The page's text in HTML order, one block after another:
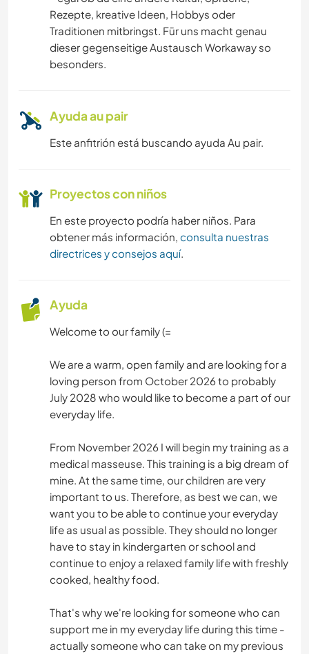
Rezepte, kreative Ideen, Hobbys oder
Traditionen mitbringst. Für uns macht genau
dieser gegenseitige Austausch Workaway so
besonders.
Ayuda au pair
Este anfitrión está buscando ayuda Au pair.
Proyectos con niños
En este proyecto podría haber niños. Para
obtener más información, consulta nuestras
directrices y consejos aquí.
Ayuda
Welcome to our family (=
We are a warm, open family and are looking for a
loving person from October 2026 to probably
July 2028 who would like to become a part of our
everyday life.
From November 2026 I will begin my training as a
medical masseuse. This training is a big dream of
mine. At the same time, our children are very
important to us. Therefore, as best we can, we
want you to be able to continue your everyday
life as usual as possible. They should no longer
have to stay in kindergarten or school and
continue to enjoy a relaxed family life with freshly
cooked, healthy food.
That's why we're looking for someone who can
support me in my everyday life during this time -
actually someone who can take on my previous